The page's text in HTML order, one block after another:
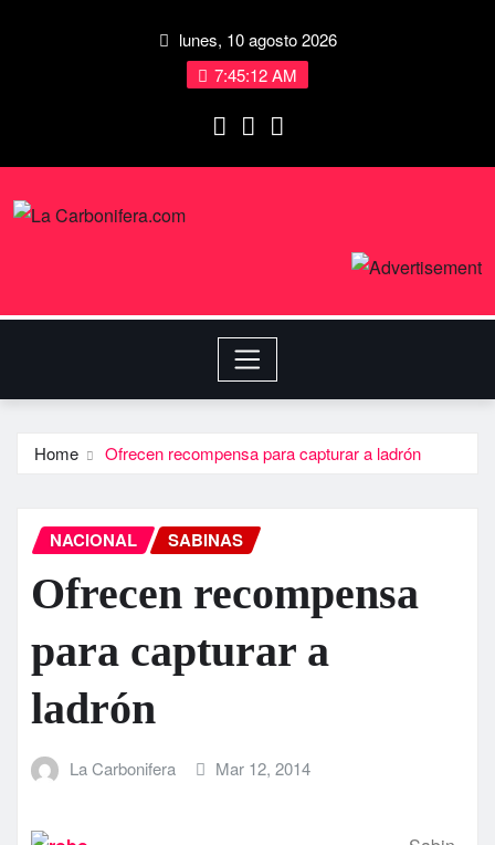
lunes, 10 agosto 2026
7:45:13 AM
Home Ofrecen recompensa para capturar a ladrón
NACIONAL SABINAS
Ofrecen recompensa
para capturar a
ladrón
La Carbonifera Mar 12, 2014